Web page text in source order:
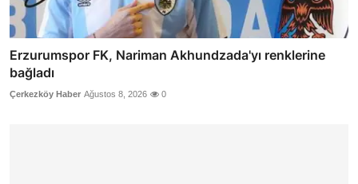
Erzurumspor FK, Nariman Akhundzada'yı renklerine
bağladı
Çerkezköy Haber Ağustos 8, 2026 0